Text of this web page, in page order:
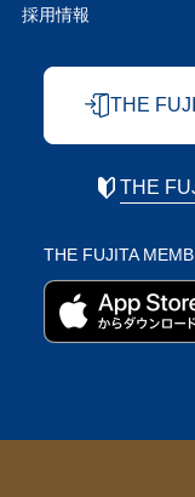
採用情報
THE
THE
THE FUJITA